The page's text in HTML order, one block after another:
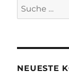
Suche
nach:
NEUESTE